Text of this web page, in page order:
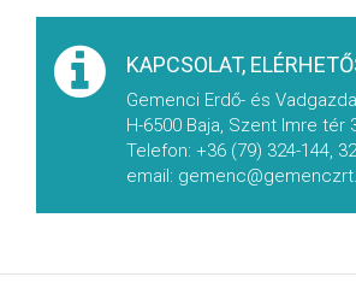
KAPCSOLAT,
Gemenci Erdő- és
H-6500 Baja, Szent Imre tér
Telefon: +36 (79) 324-144,
email: